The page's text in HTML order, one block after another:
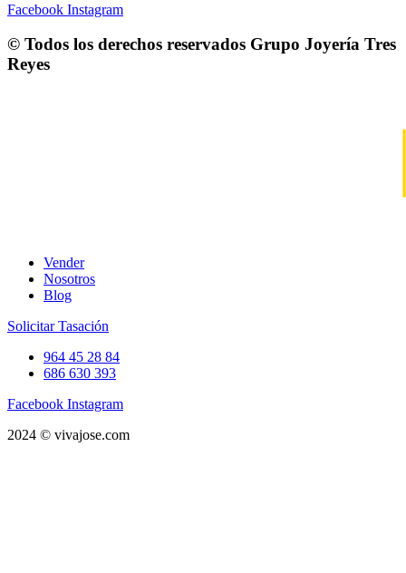
Facebook Instagram
© Todos los derechos reservados Grupo Joyería Tres
Reyes
Vender
Nosotros
Blog
Solicitar Tasación
964 45 28 84
686 630 393
Facebook Instagram
2024 © vivajose.com